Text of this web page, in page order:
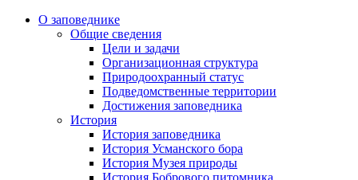
О заповеднике
Общие сведения
Цели и задачи
Организационная структура
Природоохранный статус
Подведомственные территории
Достижения заповедника
История
История заповедника
История Усманского бора
История Музея природы
История Бобрового питомника